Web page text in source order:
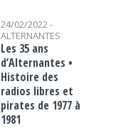
24/02/2022 -
ALTERNANTES
Les 35 ans
d’Alternantes •
Histoire des
radios libres et
pirates de 1977 à
1981